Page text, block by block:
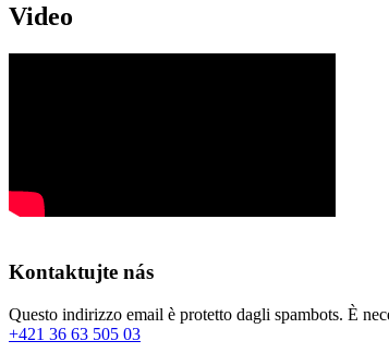
Video
Kontaktujte nás
Questo indirizzo email è protetto dagli spambots. È
+421 36 63 505 03